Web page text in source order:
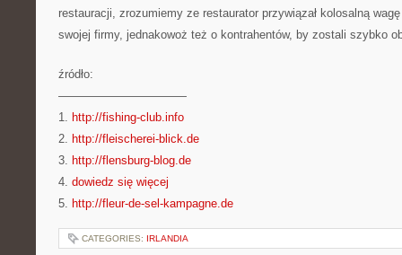
restauracji, zrozumiemy ze restaurator przywiązał kolosalną
swojej firmy, jednakowoż też o kontrahentów, by zostali szybko
źródło:
———————————
1. http://fishing-club.info
2. http://fleischerei-blick.de
3. http://flensburg-blog.de
4. dowiedz się więcej
5. http://fleur-de-sel-kampagne.de
CATEGORIES: IRLANDIA